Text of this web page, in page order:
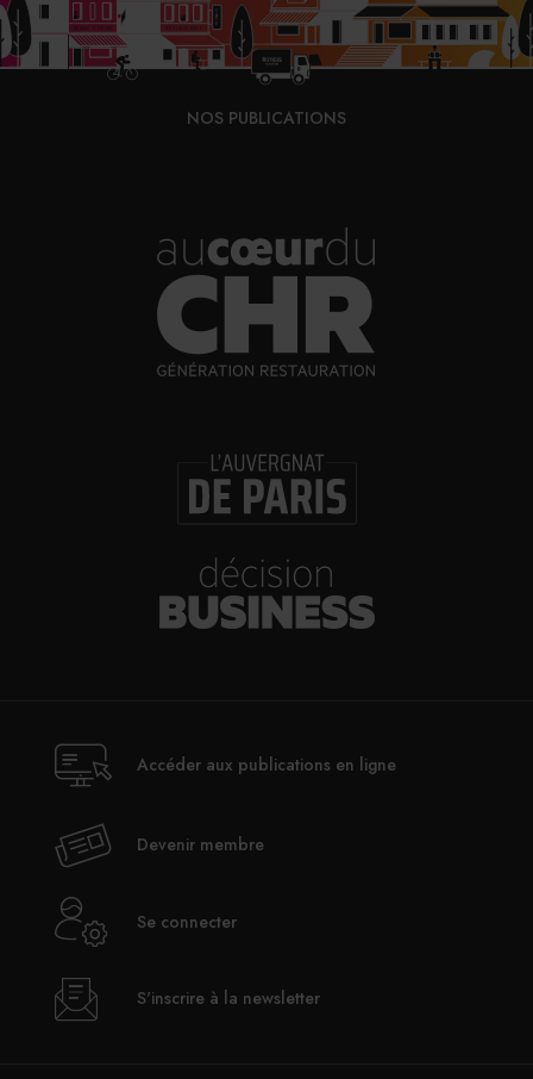
NOS PUBLICATIONS
Accéder aux publications en ligne
Devenir membre
Se connecter
S'inscrire à la newsletter